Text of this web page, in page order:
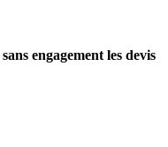
sans engagement les devis